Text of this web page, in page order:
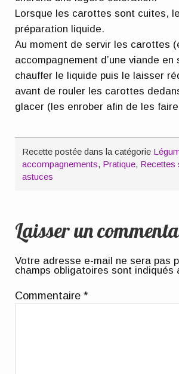
Lorsque les carottes sont cuites,
préparation liquide.
Au moment de servir les carottes
accompagnement d’une viande en
chauffer le liquide puis le laisser
avant de rouler les carottes
glacer (les enrober afin de les
Recette postée dans la catégorie
accompagnements, Pratique, Recettes
astuces
Laisser un
Votre adresse e-mail ne sera pas
champs obligatoires sont indiqués
Commentaire*